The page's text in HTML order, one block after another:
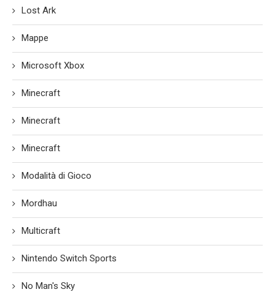
Lost Ark
Mappe
Microsoft Xbox
Minecraft
Minecraft
Minecraft
Modalità di Gioco
Mordhau
Multicraft
Nintendo Switch Sports
No Man's Sky